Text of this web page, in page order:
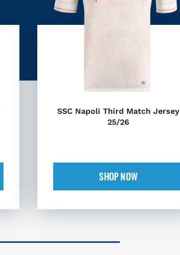
SSC Napoli Third Match Jersey
25/26
SHOP NOW